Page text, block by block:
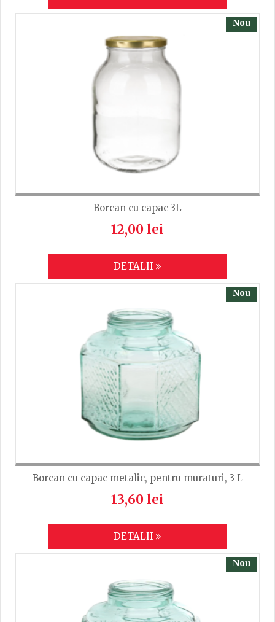
Nou
Borcan cu capac 3L
12,00 lei
DETALII
Nou
Borcan cu capac metalic, pentru muraturi, 3 L
13,60 lei
DETALII
Nou